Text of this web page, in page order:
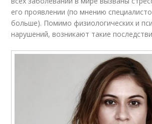
его проявлении (по мнению
больше). Помимо физиологических и
нарушений, возникают такие